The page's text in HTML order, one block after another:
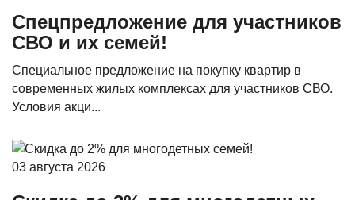
Спецпредложение для участников
СВО и их семей!
Специальное предложение на покупку квартир в
современных жилых комплексах для участников СВО.
Условия акци...
03 августа 2026